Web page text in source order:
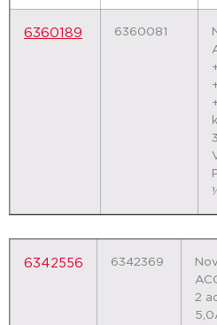
6360189 6360081
6342556 6342369
2